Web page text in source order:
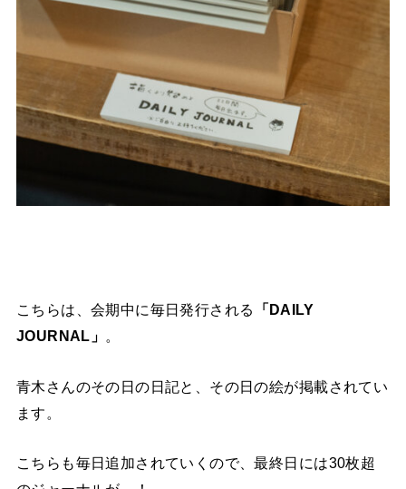
こちらは、会期中に毎日発行される
「DAILY
JOURNAL」 。
青木さんのその日の日記と、その日の絵が掲載されてい
ます。
こちらも毎日追加されていくので、最終日には30枚超